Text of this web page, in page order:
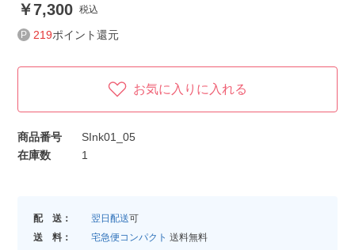
7,300 税込
219ポイント還元
お気に入りに入れる
商品番号
SInk01_05
在庫数
1
配 送： 翌日配送可
送 料：
宅急便コンパクト 送料無料